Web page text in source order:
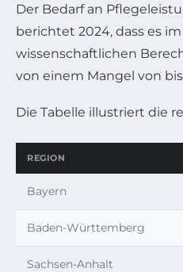
Der Bedarf an
berichtet 2024, dass es
wissenschaftlichen
von einem Mangel von
Die Tabelle illustriert die
REGION
Bayern
Baden-Württemberg
Sachsen-Anhalt